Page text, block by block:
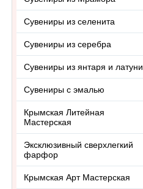
Сувениры из селенита
Сувениры из серебра
Сувениры из янтаря и латуни
Сувениры с эмалью
Крымская Литейная
Мастерская
Эксклюзивный сверхлегкий
фарфор
Крымская Арт Мастерская